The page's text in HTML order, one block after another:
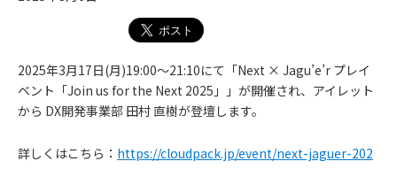
2025年3月17日(月)19:00〜21:10にて「Next × Jagu’e’r プレイ
ベント「Join us for the Next 2025」」が開催され、アイレット
から DX開発事業部 田村 直樹が登壇します。
詳しくはこちら： https://cloudpack.jp/event/next-jaguer-202
お